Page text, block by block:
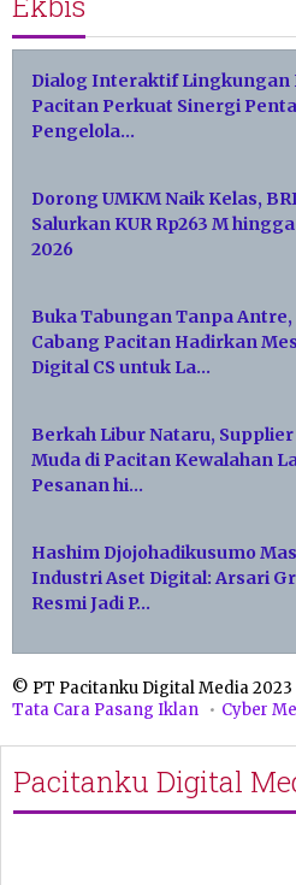
Dialog Interaktif Lingkungan
Pacitan Perkuat Sinergi
Pengelola…
Dorong UMKM Naik Kelas,
Salurkan KUR Rp263 M
2026
Buka Tabungan Tanpa Antre,
Cabang Pacitan Hadirkan
Digital CS untuk La…
Berkah Libur Nataru,
Muda di Pacitan Kewalahan
Pesanan hi…
Hashim Djojohadikusumo
Industri Aset Digital: Arsari
Resmi Jadi P…
© PT Pacitanku Digital Media 2023
Tata Cara Pasang Iklan
Cyber
Pacitanku Digital